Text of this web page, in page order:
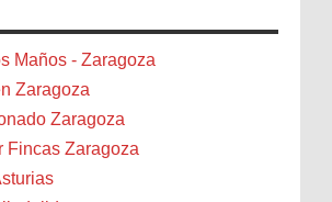
Highly recommended!"
Maños - Zaragoza
Zaragoza
Zaragoza
Fincas Zaragoza